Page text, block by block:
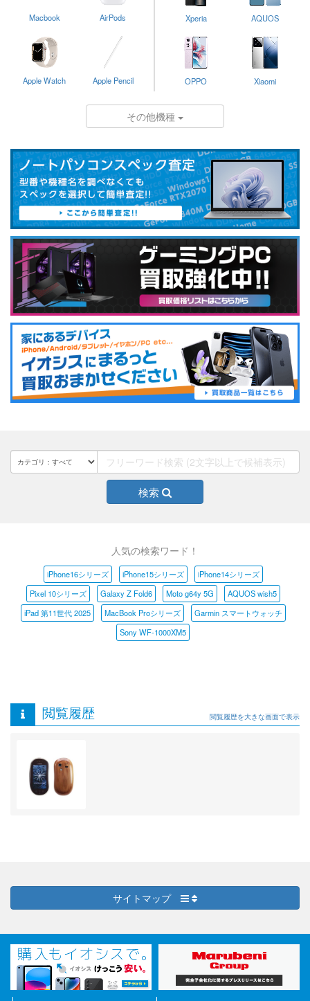
Macbook AirPods
Apple Watch Apple Pencil
Xperia AQUOS
OPPO Xiaomi
その他機種
検索
人気の検索ワード！
iPhone16シリーズ iPhone15シリーズ
iPhone14シリーズ
Pixel 10シリーズ
Galaxy Z Fold6 Moto g64y 5G
AQUOS wish5
iPad 第11世代 2025
MacBook Proシリーズ
Garmin スマートウォッチ
Sony WF-1000XM5
閲覧履歴 閲覧履歴を大きな画面で表示
サイトマップ